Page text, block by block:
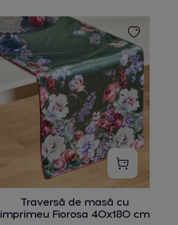
Traversă de masă cu
imprimeu Fiorosa 40x180 cm